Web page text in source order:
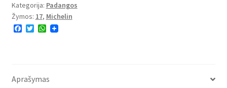
GT
120/70
ZR
(priekinė)
Kategorija: Padangos
Žymos: 17, Michelin
F
o
T
r
W
p
Aprašymas